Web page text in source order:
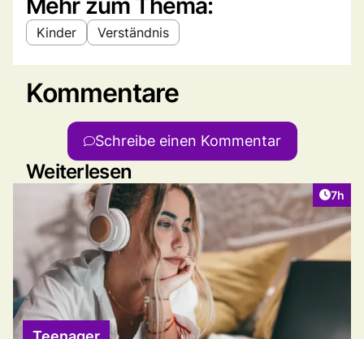
Kinder Verständnis
Kommentare
Schreibe einen Kommentar
Weiterlesen
7h